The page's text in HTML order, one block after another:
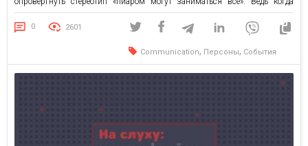
команда осознает важность нематериальных активов, бизнес получает
гораздо больше шансов на успех и развитие. Как объяснить коллегам, что
PR — это не расходы, а […]
0 2601
Communication, Персоны, События